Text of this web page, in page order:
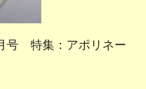
号 特集：アポリネー